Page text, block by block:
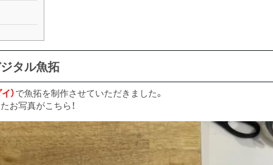
ジタル魚拓
） で魚拓を制作させていただきました。
お写真がこちら！